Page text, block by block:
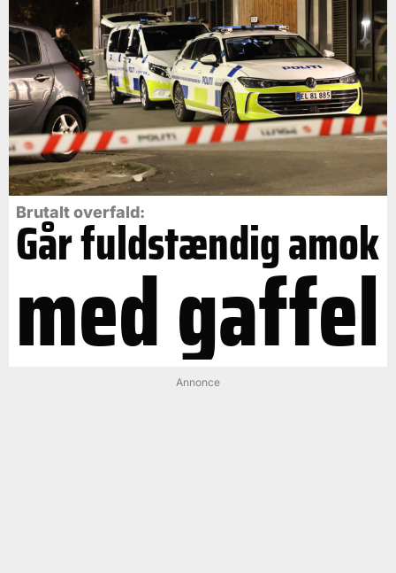
Brutalt overfald:
Går fuldstændig amok
med gaffel
Annonce